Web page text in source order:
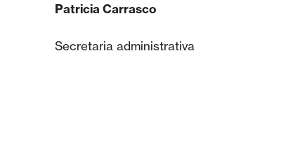
Patricia Carrasco
Secretaria administrativa